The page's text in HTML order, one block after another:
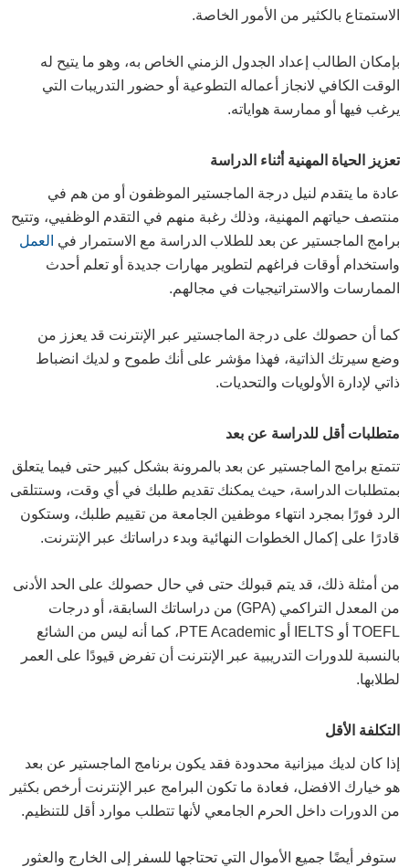
الاستمتاع بالكثير من الأمور الخاصة.
بإمكان الطالب إعداد الجدول الزمني الخاص به، وهو ما يتيح له
الوقت الكافي لانجاز أعماله التطوعية أو حضور التدريبات التي
يرغب فيها أو ممارسة هواياته.
تعزيز الحياة المهنية أثناء الدراسة
عادة ما يتقدم لنيل درجة الماجستير الموظفون أو من هم في
منتصف حياتهم المهنية، وذلك رغبة منهم في التقدم الوظفيي، وتتيح
برامج الماجستير عن بعد للطلاب الدراسة مع الاستمرار في العمل
واستخدام أوقات فراغهم لتطوير مهارات جديدة أو تعلم أحدث
الممارسات والاستراتيجيات في مجالهم.
كما أن حصولك على درجة الماجستير عبر الإنترنت قد يعزز من
وضع سيرتك الذاتية، فهذا مؤشر على أنك طموح و لديك انضباط
ذاتي لإدارة الأولويات والتحديات.
متطلبات أقل للدراسة عن بعد
تتمتع برامج الماجستير عن بعد بالمرونة بشكل كبير حتى فيما يتعلق
بمتطلبات الدراسة، حيث يمكنك تقديم طلبك في أي وقت، وستتلقى
الرد فورًا بمجرد انتهاء موظفين الجامعة من تقييم طلبك، وستكون
قادرًا على إكمال الخطوات النهائية وبدء دراساتك عبر الإنترنت.
من أمثلة ذلك، قد يتم قبولك حتى في حال حصولك على الحد الأدنى
من المعدل التراكمي (GPA) من دراساتك السابقة، أو درجات
TOEFL أو IELTS أو PTE Academic، كما أنه ليس من الشائع
بالنسبة للدورات التدريبية عبر الإنترنت أن تفرض قيودًا على العمر
لطلابها.
التكلفة الأقل
إذا كان لديك ميزانية محدودة فقد يكون برنامج الماجستير عن بعد
هو خيارك الافضل، فعادة ما تكون البرامج عبر الإنترنت أرخص بكثير
من الدورات داخل الحرم الجامعي لأنها تتطلب موارد أقل للتنظيم.
ستوفر أيضًا جميع الأموال التي تحتاجها للسفر إلى الخارج والعثور